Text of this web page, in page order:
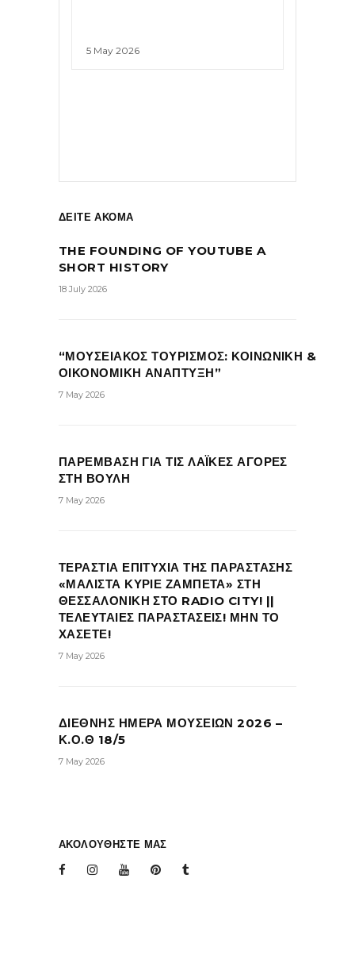
5 May 2026
ΔΕΙΤΕ ΑΚΟΜΑ
THE FOUNDING OF YOUTUBE A
SHORT HISTORY
18 July 2026
“ΜΟΥΣΕΙΑΚΟΣ ΤΟΥΡΙΣΜΟΣ: ΚΟΙΝΩΝΙΚΗ &
ΟΙΚΟΝΟΜΙΚΗ ΑΝΑΠΤΥΞΗ”
7 May 2026
ΠΑΡΕΜΒΑΣΗ ΓΙΑ ΤΙΣ ΛΑΪΚΕΣ ΑΓΟΡΕΣ
ΣΤΗ ΒΟΥΛΗ
7 May 2026
ΤΕΡΑΣΤΙΑ ΕΠΙΤΥΧΙΑ ΤΗΣ ΠΑΡΑΣΤΑΣΗΣ
«ΜΑΛΙΣΤΑ ΚΥΡΙΕ ΖΑΜΠΕΤΑ» ΣΤΗ
ΘΕΣΣΑΛΟΝΙΚΗ ΣΤΟ RADIO CITY! ||
ΤΕΛΕΥΤΑΙΕΣ ΠΑΡΑΣΤΑΣΕΙΣ! ΜΗΝ ΤΟ
ΧΑΣΕΤΕ!
7 May 2026
ΔΙΕΘΝΗΣ ΗΜΕΡΑ ΜΟΥΣΕΙΩΝ 2026 –
Κ.Ο.Θ 18/5
7 May 2026
ΑΚΟΛΟΥΘΗΣΤΕ ΜΑΣ